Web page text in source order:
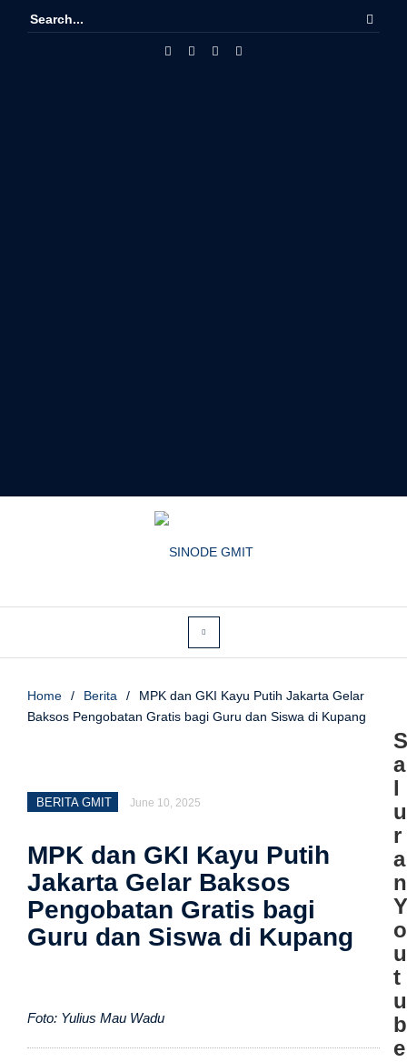
Home / Berita /
MPK dan GKI Kayu Putih Jakarta Gelar
Baksos Pengobatan Gratis bagi Guru dan Siswa di Kupang
BERITA GMIT June 10, 2025
MPK dan GKI Kayu Putih
Jakarta Gelar Baksos
Pengobatan Gratis bagi
Guru dan Siswa di Kupang
Foto: Yulius Mau Wadu
S
a
l
u
r
a
n
Y
o
u
t
u
b
e